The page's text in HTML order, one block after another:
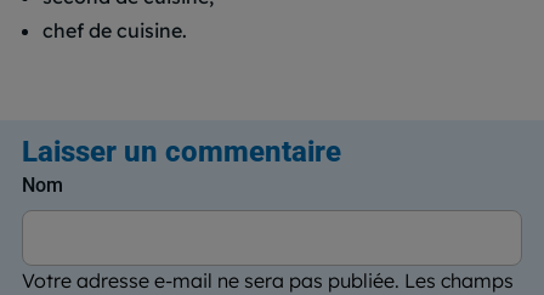
chef de cuisine.
Laisser un commentaire
Votre adresse e-mail ne sera pas publiée. Les champs
Nom